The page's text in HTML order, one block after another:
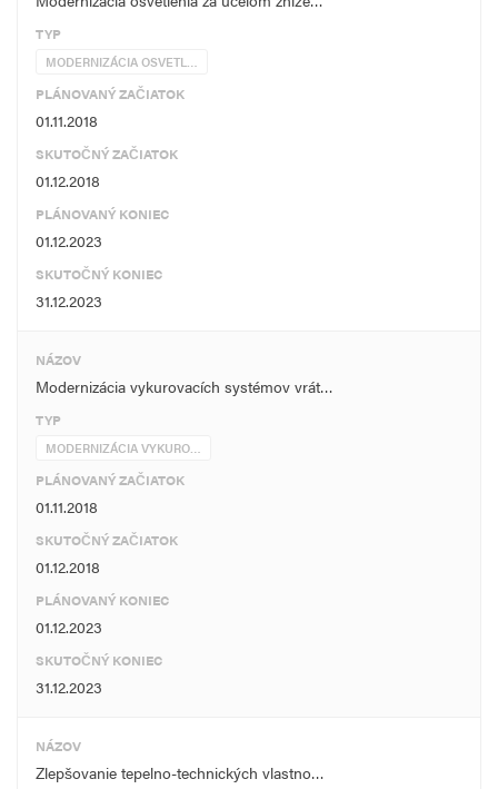
TYP
MODERNIZÁCIA OSVETL…
PLÁNOVANÝ ZAČIATOK
01.11.2018
SKUTOČNÝ ZAČIATOK
01.12.2018
PLÁNOVANÝ KONIEC
01.12.2023
SKUTOČNÝ KONIEC
31.12.2023
NÁZOV
Modernizácia vykurovacích systémov vrát…
TYP
MODERNIZÁCIA VYKURO…
PLÁNOVANÝ ZAČIATOK
01.11.2018
SKUTOČNÝ ZAČIATOK
01.12.2018
PLÁNOVANÝ KONIEC
01.12.2023
SKUTOČNÝ KONIEC
31.12.2023
NÁZOV
Zlepšovanie tepelno-technických vlastno…